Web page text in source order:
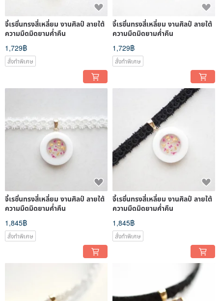
จี้เรซิ่นทรงสี่เหลี่ยม งานศิลป์ ลายใต้
ความมืดมิดยามค่ำคืน
1,729฿
สั่งทำพิเศษ
จี้เรซิ่นทรงสี่เหลี่ยม งานศิลป์ ลายใต้
ความมืดมิดยามค่ำคืน
1,729฿
สั่งทำพิเศษ
จี้เรซิ่นทรงสี่เหลี่ยม งานศิลป์ ลายใต้
ความมืดมิดยามค่ำคืน
1,845฿
สั่งทำพิเศษ
จี้เรซิ่นทรงสี่เหลี่ยม งานศิลป์ ลายใต้
ความมืดมิดยามค่ำคืน
1,845฿
สั่งทำพิเศษ